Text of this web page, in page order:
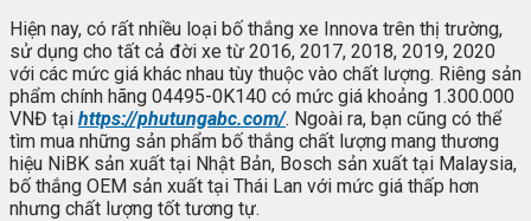
Hiện nay, có rất nhiều loại bố thắng xe Innova trên thị trường,
sử dụng cho tất cả đời xe từ 2016, 2017, 2018, 2019, 2020
với các mức giá khác nhau tùy thuộc vào chất lượng. Riêng sản
phẩm chính hãng 04495-0K140 có mức giá khoảng 1.300.000
VNĐ tại https://phutungabc.com/. Ngoài ra, bạn cũng có thể
tìm mua những sản phẩm bố thắng chất lượng mang thương
hiệu NiBK sản xuất tại Nhật Bản, Bosch sản xuất tại Malaysia,
bố thắng OEM sản xuất tại Thái Lan với mức giá thấp hơn
nhưng chất lượng tốt tương tự.